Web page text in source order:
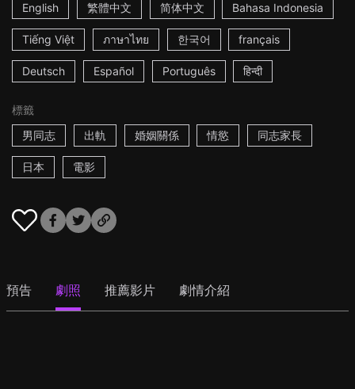
English
繁體中文 简体中文 Bahasa Indonesia
Tiếng Việt ภาษาไทย 한국어 français
Deutsch Español Português हिन्दी
標籤
男同志
出軌 婚姻關係 情慾 同志家長
日本 電影
預告 劇照 推薦影片 劇情介紹